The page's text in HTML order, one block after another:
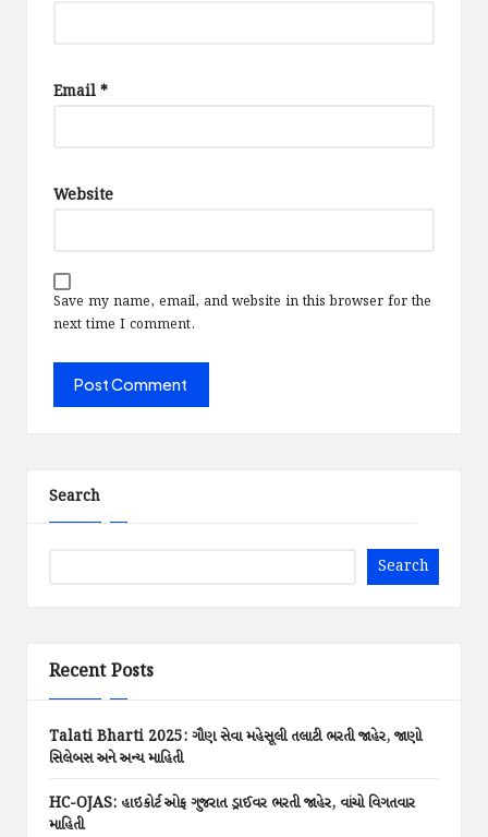
Email *
Website
Save my name, email, and website in this browser for the
next time I comment.
Search
Search
Recent Posts
Talati Bharti 2025: ગૌણ સેવા મહેસૂલી તલાટી ભરતી જાહેર, જાણો
સિલેબસ અને અન્ય માહિતી
HC-OJAS: હાઇકોર્ટ ઓફ ગુજરાત ડ્રાઈવર ભરતી જાહેર, વાંચો વિગતવાર
માહિતી